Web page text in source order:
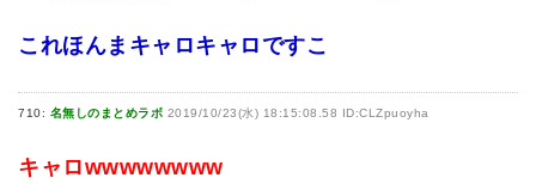
これほんまキャロキャロですこ
710: 名無しのまとめラボ 2019/10/23(水) 18:15:08.58 ID:CLZpuoyha
キャロwwwwwwww